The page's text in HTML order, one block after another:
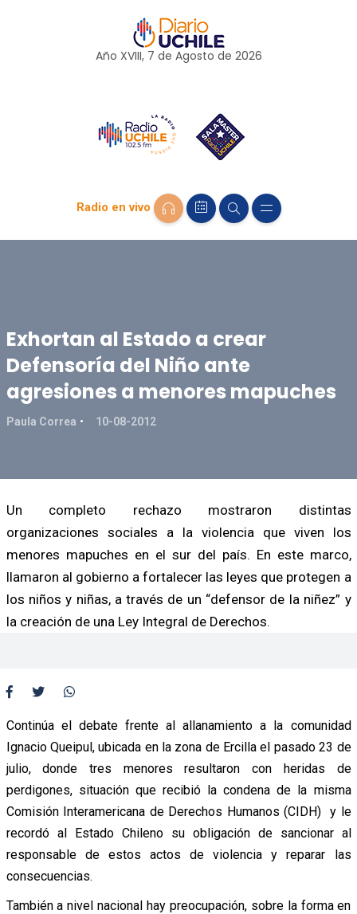
Año XVIII, 7 de Agosto de 2026
Radio en vivo
Exhortan al Estado a crear
Defensoría del Niño ante
agresiones a menores mapuches
Paula Correa 10-08-2012
Un completo rechazo mostraron distintas
organizaciones sociales a la violencia que viven los
menores mapuches en el sur del país. En este marco,
llamaron al gobierno a fortalecer las leyes que protegen a
los niños y niñas, a través de un “defensor de la niñez” y
la creación de una Ley Integral de Derechos.
Continúa el debate frente al allanamiento a la comunidad
Ignacio Queipul, ubicada en la zona de Ercilla el pasado 23 de
julio, donde tres menores resultaron con heridas de
perdigones, situación que recibió la condena de la misma
Comisión Interamericana de Derechos Humanos (CIDH) y le
recordó al Estado Chileno su obligación de sancionar al
responsable de estos actos de violencia y reparar las
consecuencias.
También a nivel nacional hay preocupación, sobre la forma en